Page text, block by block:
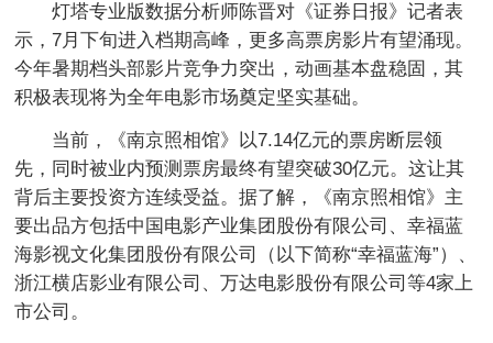
灯塔专业版数据分析师陈晋对《证券日报》记者表
示，7月下旬进入档期高峰，更多高票房影片有望涌现。
今年暑期档头部影片竞争力突出，动画基本盘稳固，其
积极表现将为全年电影市场奠定坚实基础。
当前，《南京照相馆》以7.14亿元的票房断层领
先，同时被业内预测票房最终有望突破30亿元。这让其
背后主要投资方连续受益。据了解，《南京照相馆》主
要出品方包括中国电影产业集团股份有限公司、幸福蓝
海影视文化集团股份有限公司（以下简称“幸福蓝海”）、
浙江横店影业有限公司、万达电影股份有限公司等4家上
市公司。